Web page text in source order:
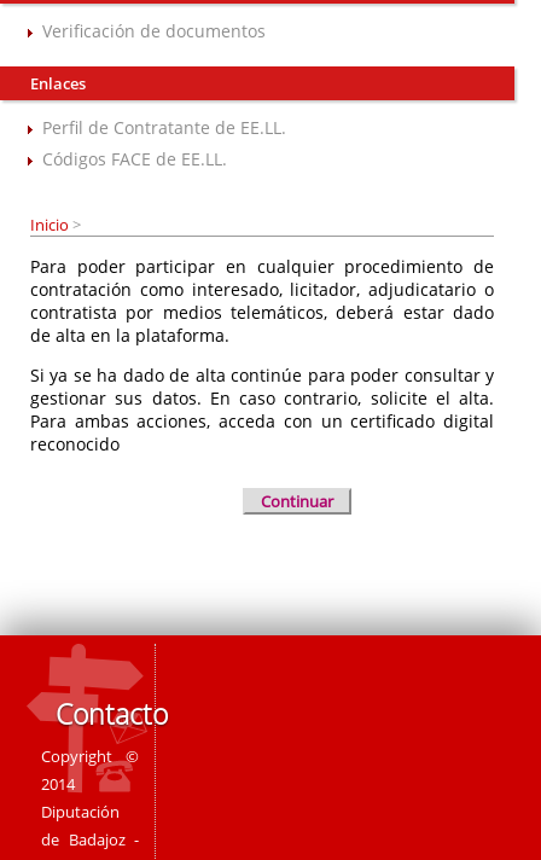
Verificación de documentos
Enlaces
Perfil de Contratante de EE.LL.
Códigos FACE de EE.LL.
Inicio >
Para poder participar en cualquier procedimiento de
contratación como interesado, licitador, adjudicatario o
contratista por medios telemáticos, deberá estar dado
de alta en la plataforma.
Si ya se ha dado de alta continúe para poder consultar y
gestionar sus datos. En caso contrario, solicite el alta.
Para ambas acciones, acceda con un certificado digital
reconocido
Continuar
Contacto
Copyright ©
2014
Diputación
de Badajoz -